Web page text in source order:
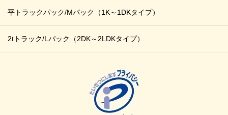
平トラックパック/Mパック （1K～1DKタイプ）
2tトラック/Lパック （2DK～2LDKタイプ）